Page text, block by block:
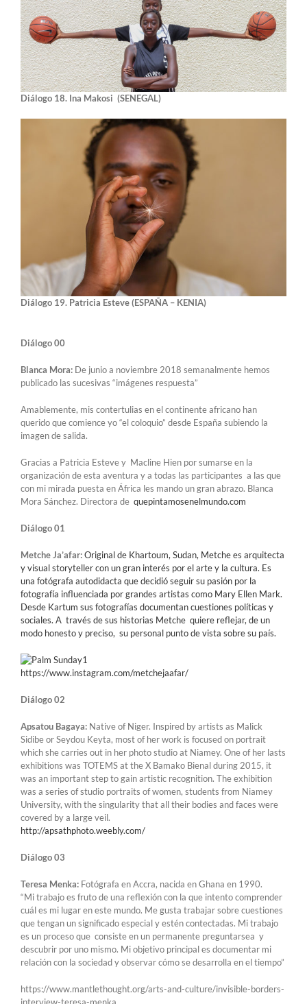
Diálogo 18. Ina Makosi (SENEGAL)
Diálogo 19. Patricia Esteve (ESPAÑA – KENIA)
Diálogo 00
Blanca Mora: De junio a noviembre 2018 semanalmente hemos
publicado las sucesivas “imágenes respuesta”
Amablemente, mis contertulias en el continente africano han
querido que comience yo “el coloquio” desde España subiendo la
imagen de salida.
Gracias a Patricia Esteve y Macline Hien por sumarse en la
organización de esta aventura y a todas las participantes a las que
con mi mirada puesta en África les mando un gran abrazo. Blanca
Mora Sánchez. Directora de quepintamosenelmundo.com
Diálogo 01
Metche Ja’afar:Original de Khartoum, Sudan, Metche es arquitecta
y visual storyteller con un gran interés por el arte y la cultura. Es
una fotógrafa autodidacta que decidió seguir su pasión por la
fotografía influenciada por grandes artistas como Mary Ellen Mark.
Desde Kartum sus fotografías documentan cuestiones políticas y
sociales. A través de sus historias Metche quiere reflejar, de un
modo honesto y preciso, su personal punto de vista sobre su país.
https://www.instagram.com/metchejaafar/
Diálogo 02
Apsatou Bagaya: Native of Niger. Inspired by artists as Malick
Sidibe or Seydou Keyta, most of her work is focused on portrait
which she carries out in her photo studio at Niamey. One of her lasts
exhibitions was TOTEMS at the X Bamako Bienal during 2015, it
was an important step to gain artistic recognition. The exhibition
was a series of studio portraits of women, students from Niamey
University, with the singularity that all their bodies and faces were
covered by a large veil.
http://apsathphoto.weebly.com/
Diálogo 03
Teresa Menka: Fotógrafa en Accra, nacida en Ghana en 1990.
“Mi trabajo es fruto de una reflexión con la que intento comprender
cuál es mi lugar en este mundo. Me gusta trabajar sobre cuestiones
que tengan un significado especial y estén contectadas. Mi trabajo
es un proceso que consiste en un permanente preguntarsea y
descubrir por uno mismo. Mi objetivo principal es documentar mi
relación con la sociedad y observar cómo se desarrolla en el tiempo”
https://www.mantlethought.org/arts-and-culture/invisible-borders-